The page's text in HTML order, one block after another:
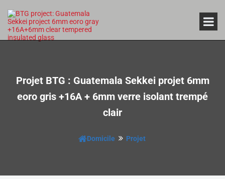
Projet BTG : Guatemala Sekkei projet 6mm
eoro gris +16A + 6mm verre isolant trempé
clair
Domicile Projet